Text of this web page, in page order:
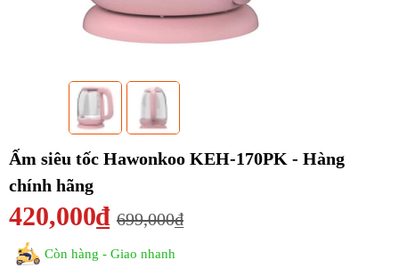
Ấm siêu tốc Hawonkoo KEH-170PK - Hàng
chính hãng
420,000₫ 699,000₫
Còn hàng - Giao nhanh